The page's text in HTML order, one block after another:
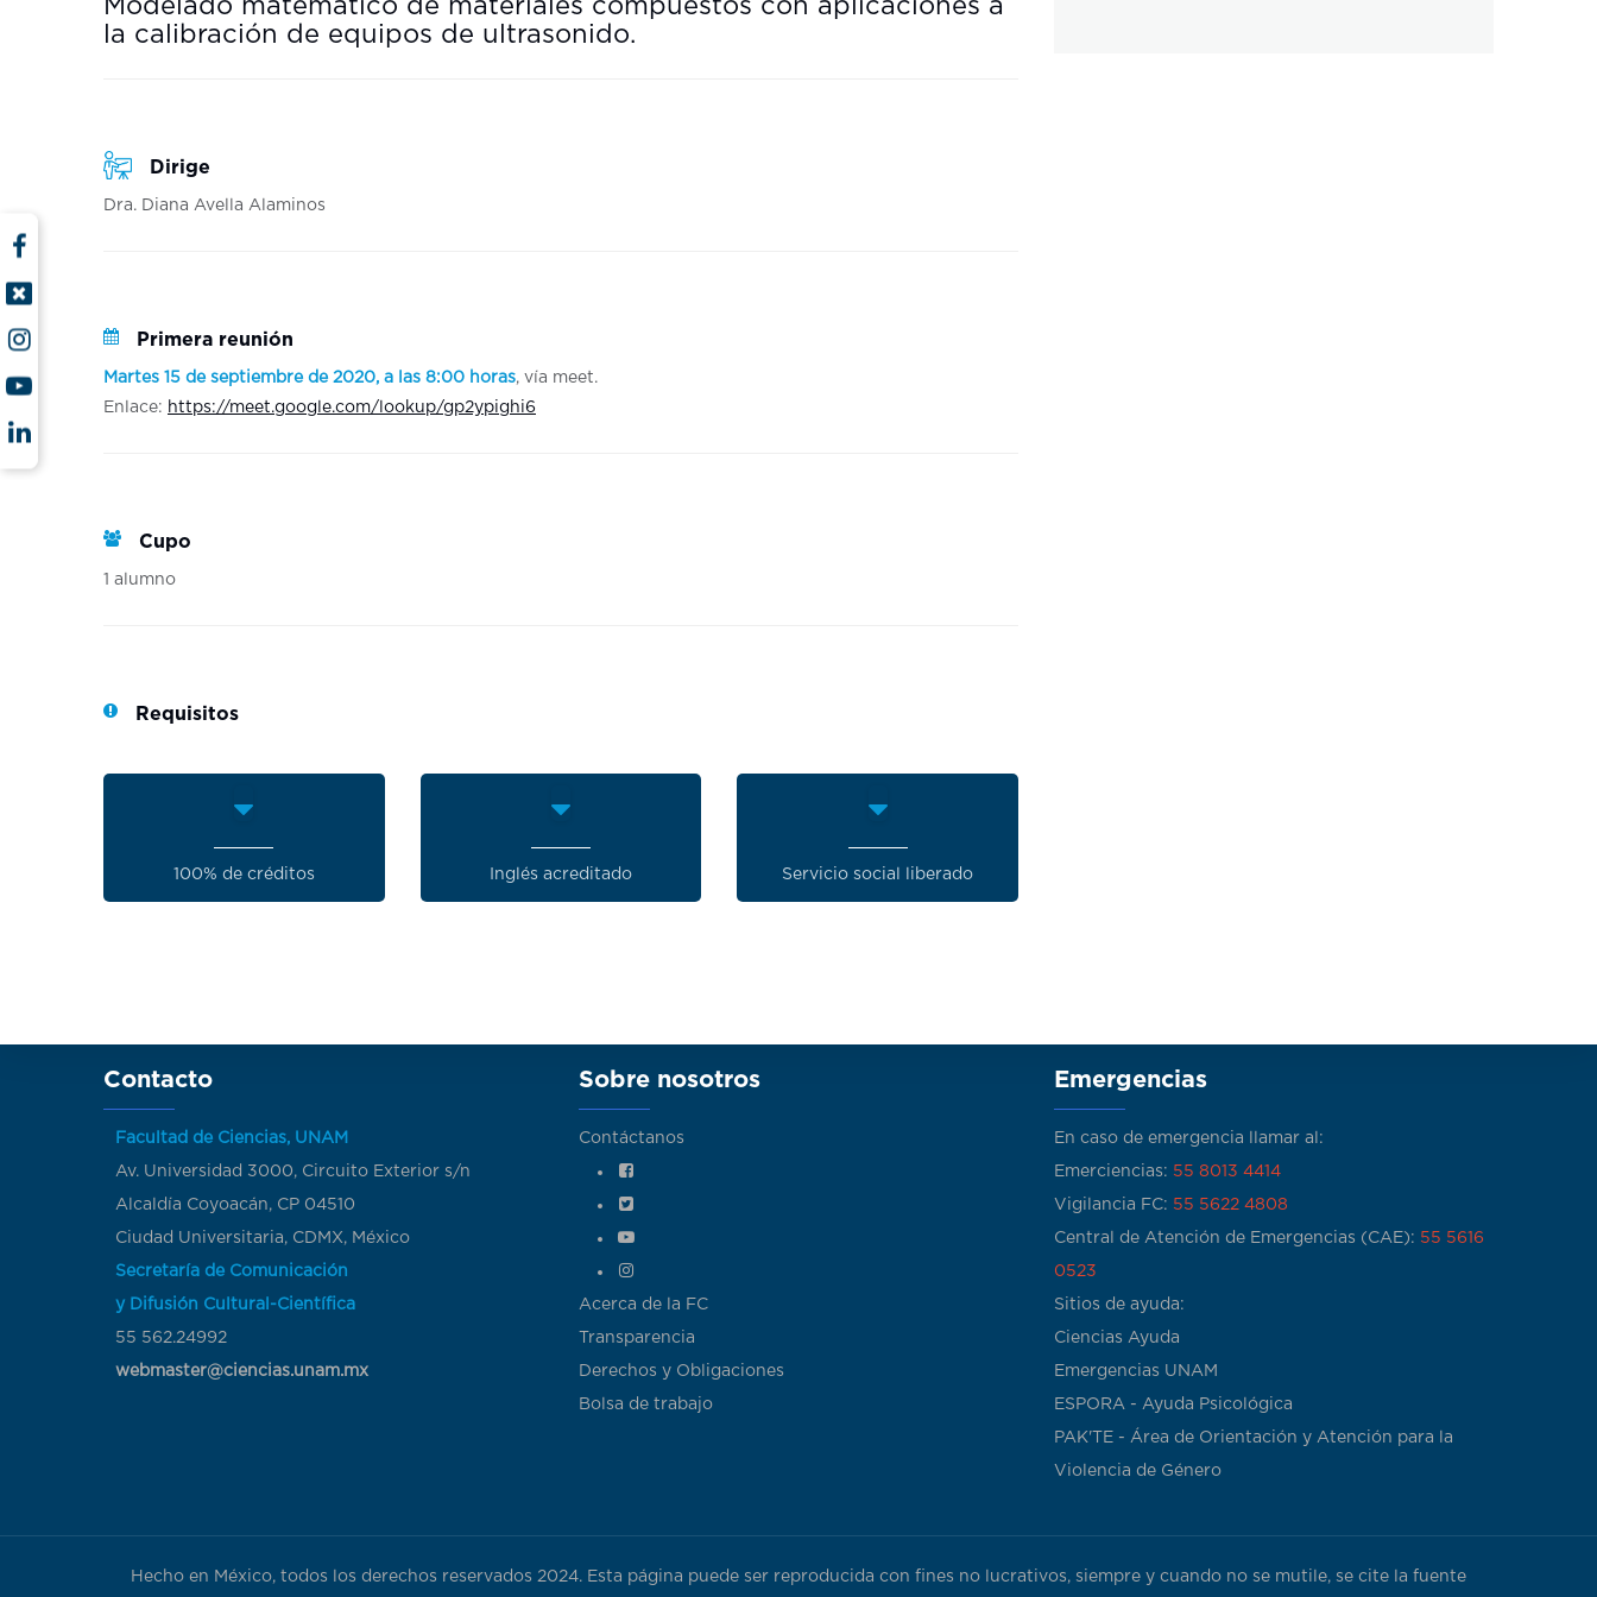
Modelado matemático de materiales compuestos con aplicaciones a
la calibración de equipos de ultrasonido.
Dirige
Dra. Diana Avella Alaminos
Primera reunión
Martes 15 de septiembre de 2020, a las 8:00 horas, vía meet.
Enlace: https://meet.google.com/lookup/gp2ypighi6
Cupo
1 alumno
Requisitos
100% de créditos Inglés acreditado Servicio social liberado
Contacto
Facultad de Ciencias, UNAM
Av. Universidad 3000, Circuito Exterior s/n
Alcaldía Coyoacán, CP 04510
Ciudad Universitaria, CDMX, México
Secretaría de Comunicación
y Difusión Cultural-Científica
55 562.24992
webmaster@ciencias.unam.mx
Sobre nosotros
Contáctanos
Acerca de la FC
Transparencia
Derechos y Obligaciones
Bolsa de trabajo
Emergencias
En caso de emergencia llamar al:
Emerciencias: 55 8013 4414
Vigilancia FC: 55 5622 4808
Central de Atención de Emergencias (CAE): 55 5616
0523
Sitios de ayuda:
Ciencias Ayuda
Emergencias UNAM
ESPORA - Ayuda Psicológica
PAK'TE - Área de Orientación y Atención para la
Violencia de Género
Hecho en México, todos los derechos reservados 2024. Esta página puede ser reproducida con fines no lucrativos, siempre y cuando no se mutile, se cite la fuente